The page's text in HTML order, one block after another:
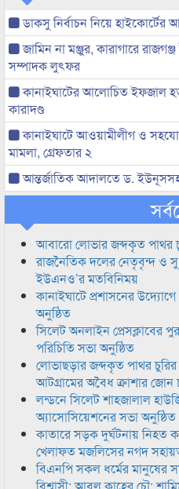
ডাকসু নির্বাচন নিয়ে হাইকোর্টের
জামিন না মঞ্জুর, কারাগারে
সম্পাদক লুৎফর
কানাইঘাটের আলোচিত ইফজাল
কারাদণ্ড
কানাইঘাটে আওয়ামীলীগ ও
মামলা, গ্রেফতার ২
আন্তর্জাতিক আদালতে ড.
আবারো লোভার জব্দকৃত পাথর
রাজনৈতিক দলের নেতৃবৃন্দ ও
ইউএনও’র মতবিনিময়
কানাইঘাটে প্রশাসনের
অনুষ্ঠিত
সিলেট অনলাইন প্রেসক্লাবের
পরিচিতি সভা অনুষ্ঠিত
লোভাছড়ার জব্দকৃত পাথর
আটগ্রামের অবৈধ ক্রাশার জোন
লন্ডনে সিলেট শাহজালাল
অ্যাসোসিয়েশনের সভা অনুষ্ঠিত
কাতারে সড়ক দুর্ঘটনায় নিহত
খেলাফত মজলিসের নগদ
বিএনপি সকল ধর্মের মানুষের